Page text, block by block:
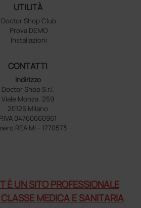
UTILITÀ
Doctor Shop Club
Prova DEMO
Installazioni
CONTATTI
Indirizzo
Doctor Shop S.r.l.
Viale Monza, 259
20126 Milano
P.IVA 04760660961
REA MI - 1770573
È UN SITO PROFESSIONALE
MEDICA E SANITARIA